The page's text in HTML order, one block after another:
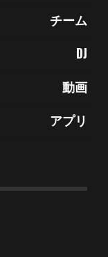
チーム
DJ
動画
アプリ